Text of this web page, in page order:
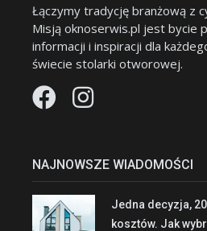
Łączymy tradycję branżową z
Misją oknoserwis.pl jest bycie
informacji i inspiracji dla
świecie stolarki otworowej.
NAJNOWSZE WIADOMOŚCI
Jedna decyzja,
kosztów. Jak